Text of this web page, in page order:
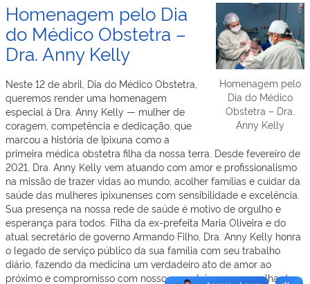
Homenagem pelo
Dia do Médico
Obstetra – Dra.
Anny Kelly
Homenagem pelo Dia
do Médico Obstetra –
Dra. Anny Kelly
Neste 12 de abril, Dia do Médico Obstetra,
queremos render uma homenagem
especial à Dra. Anny Kelly — mulher de
coragem, competência e dedicação, que
marcou a história de Ipixuna como a
primeira médica obstetra filha da nossa terra. Desde fevereiro de
2021, Dra. Anny Kelly vem atuando com amor e profissionalismo
na missão de trazer vidas ao mundo, acolher famílias e cuidar da
saúde das mulheres ipixunenses com sensibilidade e excelência.
Sua presença na nossa rede de saúde é motivo de orgulho e
esperança para todos. Filha da ex-prefeita Maria Oliveira e do
atual secretário de governo Armando Filho, Dra. Anny Kelly honra
o legado de serviço público da sua família com seu trabalho
diário, fazendo da medicina um verdadeiro ato de amor ao
próximo e compromisso com nosso povo. Ipixuna se orgulha da